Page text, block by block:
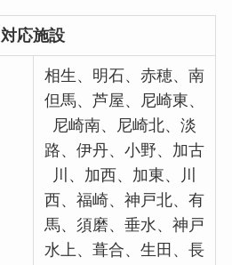
対応施設
相生、明石、赤穂、南
但馬、芦屋、尼崎東、
尼崎南、尼崎北、淡
路、伊丹、小野、加古
川、加西、加東、川
西、福崎、神戸北、有
馬、須磨、垂水、神戸
水上、葺合、生田、長